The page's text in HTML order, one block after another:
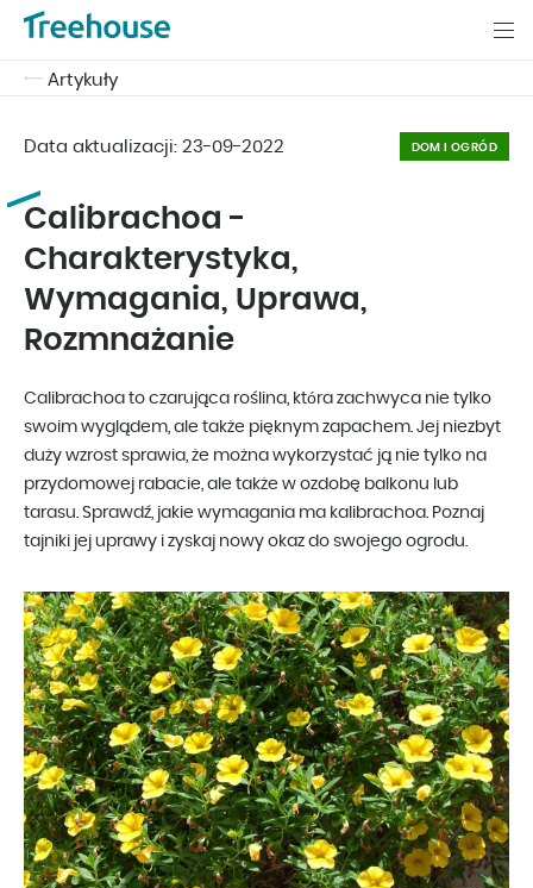
Artykuły
Data aktualizacji: 23-09-2022 DOM I OGRÓD
Calibrachoa -
Charakterystyka,
Wymagania, Uprawa,
Rozmnażanie
Calibrachoa to czarująca roślina, która zachwyca nie tylko
swoim wyglądem, ale także pięknym zapachem. Jej niezbyt
duży wzrost sprawia, że można wykorzystać ją nie tylko na
przydomowej rabacie, ale także w ozdobę balkonu lub
tarasu. Sprawdź, jakie wymagania ma kalibrachoa. Poznaj
tajniki jej uprawy i zyskaj nowy okaz do swojego ogrodu.